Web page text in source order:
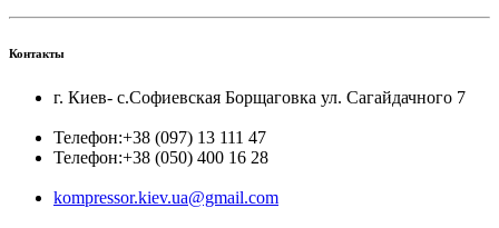
Контакты
г. Киев- с.Софиевская Борщаговка ул. Сагайдачного 7
Телефон:+38 (097) 13 111 47
Телефон:+38 (050) 400 16 28
kompressor.kiev.ua@gmail.com